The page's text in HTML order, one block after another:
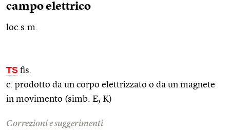
campo elettrico
loc.s.m.
TS fis.
c. prodotto da un corpo elettrizzato o da un magnete
in movimento (simb. E, K)
Correzioni e suggerimenti